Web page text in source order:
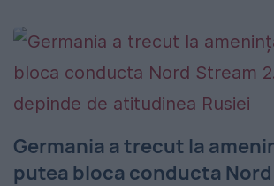
Germania a trecut la
putea bloca conducta